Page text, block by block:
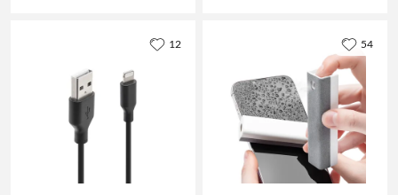
12 54